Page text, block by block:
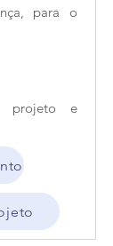
para o
projeto e